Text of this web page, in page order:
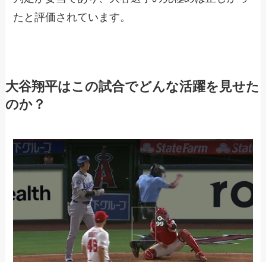
たと評価されています。
大谷翔平はこの試合でどんな活躍を見せた
のか？